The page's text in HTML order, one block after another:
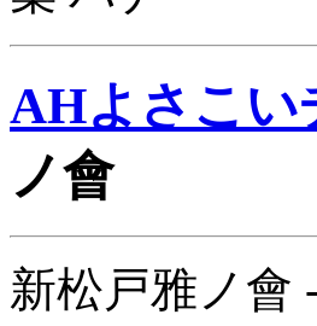
AHよさこい
ノ會
新松戸雅ノ會